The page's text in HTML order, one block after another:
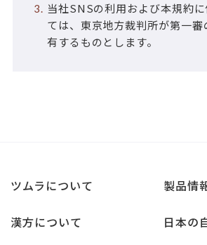
当社SNSの利用および本規約
ては、東京地方裁判所が第一審
有するものとします。
ツムラについて 製品情
漢方について 日本の